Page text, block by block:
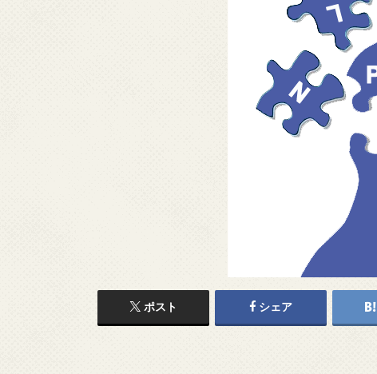
ポスト シェア